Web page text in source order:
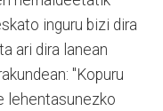
inguru bizi dira
ari dira lanean
"Kopuru
lehentasunezko